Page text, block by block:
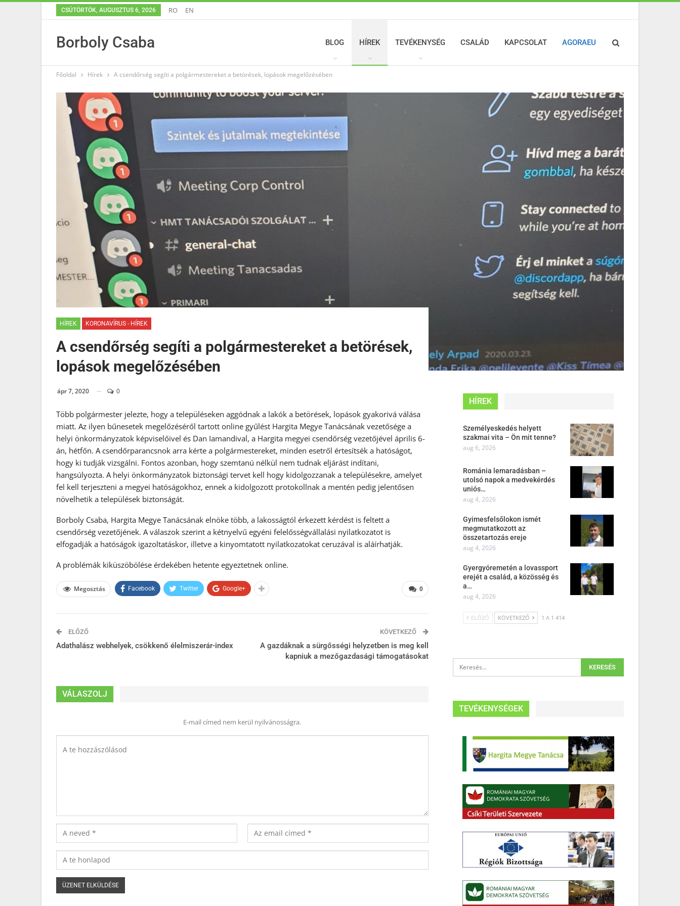
CSÜTÖRTÖK, AUGUSZTUS 6, 2026 RO EN
Borboly Csaba BLOG HÍREK TEVÉKENYSÉG CSALÁD KAPCSOLAT AGORAEU
Főoldal Hírek A csendőrség segíti a polgármestereket a betörések, lopások megelőzésében
HÍREK KORONAVÍRUS - HÍREK
A csendőrség segíti a polgármestereket a betörések,
lopások megelőzésében
ápr 7, 2020 0
Több polgármester jelezte, hogy a településeken aggódnak a lakók a betörések, lopások gyakorivá válása
miatt. Az ilyen bűnesetek megelőzéséről tartott online gyűlést Hargita Megye Tanácsának vezetősége a
helyi önkormányzatok képviselőivel és Dan Iamandival, a Hargita megyei csendőrség vezetőjével április 6-
án, hétfőn. A csendőrparancsnok arra kérte a polgármestereket, minden esetről értesítsék a hatóságot,
hogy ki tudják vizsgálni. Fontos azonban, hogy szemtanú nélkül nem tudnak eljárást indítani,
hangsúlyozta. A helyi önkormányzatok biztonsági tervet kell hogy kidolgozzanak a településekre, amelyet
fel kell terjeszteni a megyei hatóságokhoz, ennek a kidolgozott protokollnak a mentén pedig jelentősen
növelhetik a települések biztonságát.
Borboly Csaba, Hargita Megye Tanácsának elnöke több, a lakosságtól érkezett kérdést is feltett a
csendőrség vezetőjének. A válaszok szerint a kétnyelvű egyéni felelősségvállalási nyilatkozatot is
elfogadják a hatóságok igazoltatáskor, illetve a kinyomtatott nyilatkozatokat ceruzával is aláírhatják.
A problémák kiküszöbölése érdekében hetente egyeztetnek online.
0
Megosztás Facebook Twitter Google+
ELŐZŐ
Adathalász webhelyek, csökkenő élelmiszerár-index
KÖVETKEZŐ
A gazdáknak a sürgősségi helyzetben is meg kell
kapniuk a mezőgazdasági támogatásokat
VÁLASZOLJ
E-mail címed nem kerül nyilvánosságra.
HÍREK
Személyeskedés helyett
szakmai vita – Ön mit tenne?
aug 6, 2026
Románia lemaradásban –
utolsó napok a medvekérdés
uniós…
aug 4, 2026
Gyimesfelsőlokon ismét
megmutatkozott az
összetartozás ereje
aug 4, 2026
Gyergyóremetén a lovassport
erejét a család, a közösség és
a…
aug 4, 2026
ELŐZŐ KÖVETKEZŐ 1 A 1 414
TEVÉKENYSÉGEK